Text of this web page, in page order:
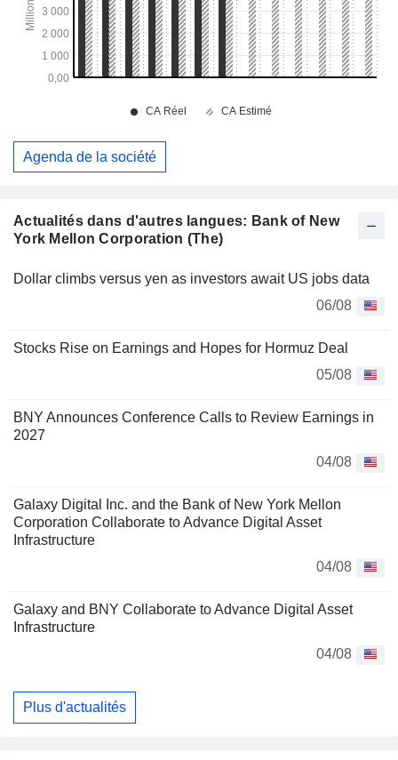
Actualités dans d'autres langues: Bank of New
York Mellon Corporation (The)
Dollar climbs versus yen as investors await US jobs data
06/08
Stocks Rise on Earnings and Hopes for Hormuz Deal
05/08
BNY Announces Conference Calls to Review Earnings in
2027
04/08
Galaxy Digital Inc. and the Bank of New York Mellon
Corporation Collaborate to Advance Digital Asset
Infrastructure
04/08
Galaxy and BNY Collaborate to Advance Digital Asset
Infrastructure
04/08
Plus d'actualités
Agenda de la société